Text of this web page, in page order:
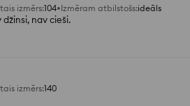
izmērs:104 Izmēram atbilstošs:ideāls
nav cieši.
izmērs:140